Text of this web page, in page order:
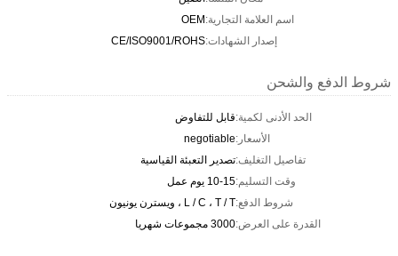
اسم العلامة التجارية:OEM
إصدار الشهادات:CE/ISO9001/ROHS
شروط الدفع والشحن
الحد الأدنى لكمية:قابل للتفاوض
الأسعار:negotiable
تفاصيل التغليف:تصدير التعبئة القياسية
وقت التسليم:10-15 يوم عمل
شروط الدفع:L / C ، T / T ، ويسترن يونيون
القدرة على العرض:3000 مجموعات شهريا